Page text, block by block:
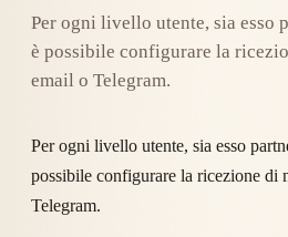
Per ogni livello utente, sia esso
è possibile configurare la
email o Telegram.
Per ogni livello utente, sia esso
possibile configurare la ricezione di
Telegram.